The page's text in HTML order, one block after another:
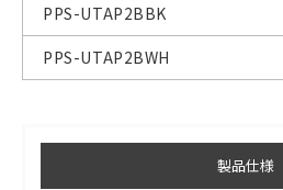
PPS-UTAP2BBK
PPS-UTAP2BWH
製品仕様